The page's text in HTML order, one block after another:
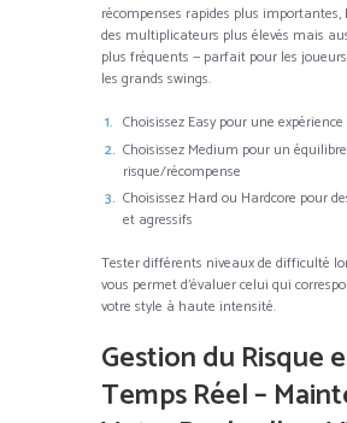
récompenses rapides plus importantes,
des multiplicateurs plus élevés mais
plus fréquents — parfait pour les
les grands swings.
Choisissez Easy pour une
Choisissez Medium pour un équilibre
risque/récompense
Choisissez Hard ou Hardcore pour
et agressifs
Tester différents niveaux de difficulté
vous permet d’évaluer celui qui
votre style à haute intensité.
Gestion du Risque
Temps Réel –